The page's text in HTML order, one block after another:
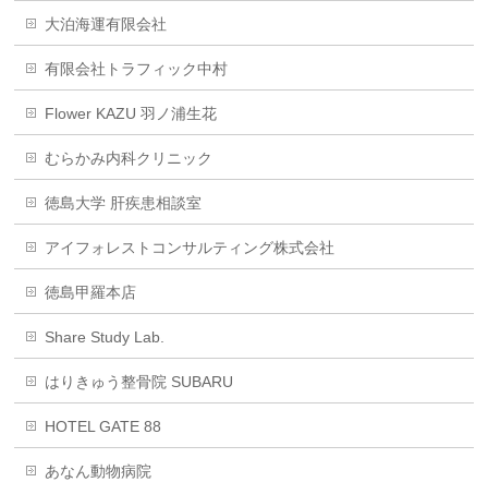
大泊海運有限会社
有限会社トラフィック中村
Flower KAZU 羽ノ浦生花
むらかみ内科クリニック
徳島大学 肝疾患相談室
アイフォレストコンサルティング株式会社
徳島甲羅本店
Share Study Lab.
はりきゅう整骨院 SUBARU
HOTEL GATE 88
あなん動物病院